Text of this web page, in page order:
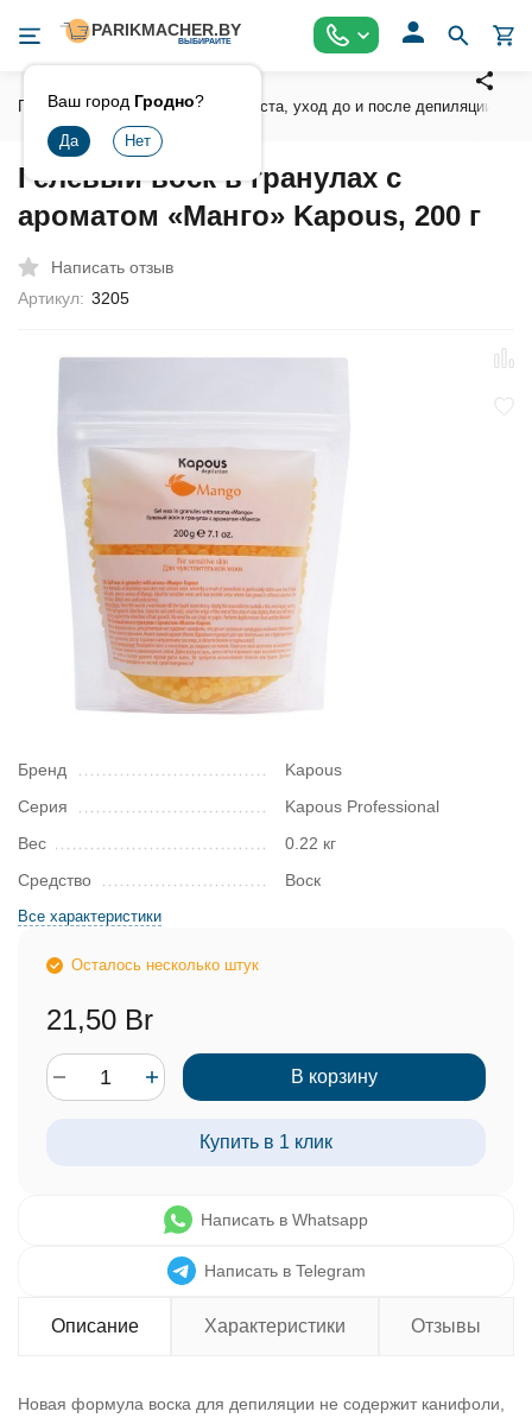
Ваш город Гродно?
Главная Воски , сахарная паста, уход до и после депиляции
Гелевый воск в гранулах с
ароматом «Манго» Kapous, 200 г
Написать отзыв
Артикул: 3205
Бренд
Kapous
Серия
Kapous Professional
Вес
0.22 кг
Средство
Воск
Все характеристики
Осталось несколько штук
21,50 Br
В корзину
Купить в 1 клик
Написать в Whatsapp
Написать в Telegram
Описание Характеристики Отзывы
Новая формула воска для депиляции не содержит канифоли,